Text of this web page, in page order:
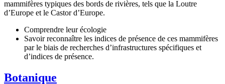
mammifères typiques des bords de rivières, tels que la Loutre
d’Europe et le Castor d’Europe.
Comprendre leur écologie
Savoir reconnaître les indices de présence de ces mammifères
par le biais de recherches d’infrastructures spécifiques et
d’indices de présence.
Botanique